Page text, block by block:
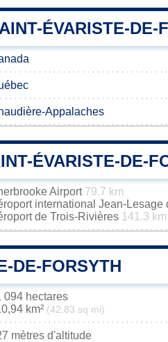
ÉVARISTE-DE-
Appalaches
ÉVARISTE-DE-
Airport 79.7 km
international Jean-Lesage
de Trois-Rivières 141.3 km
DE-FORSYTH
094 hectares
km² (42,83 sq mi)
mètres d'altitude